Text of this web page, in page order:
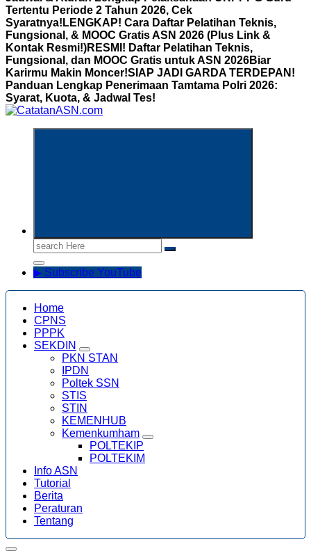
Tertentu Periode 2 Tahun 2026, Cek
Syaratnya! LENGKAP! Cara Daftar Pelatihan Teknis,
Fungsional, & MOOC Gratis ASN 2026 (Plus Link &
Kontak Resmi!)RESMI! Daftar Pelatihan Teknis,
Fungsional, dan MOOC Gratis untuk ASN 2026Biar
Karirmu Makin Moncer!SIAP JADI GARDA TERDEPAN!
Panduan Lengkap Penerimaan Tamtama Polri 2026:
Syarat, Kuota, & Jadwal Tes!
Search
for:
▶ Subscribe YouTube
Home
CPNS
PPPK
SEKDIN
PKN STAN
IPDN
Poltek SSN
STIS
STIN
KEMENHUB
Kemenkumham
POLTEKIP
POLTEKIM
Info ASN
Tutorial
Berita
Peraturan
Tentang